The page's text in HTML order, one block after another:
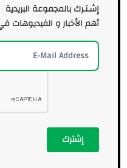
إشـتـرك بالمجموعة البريدية
أهم الأخبار و الفيديوهات
إشترك